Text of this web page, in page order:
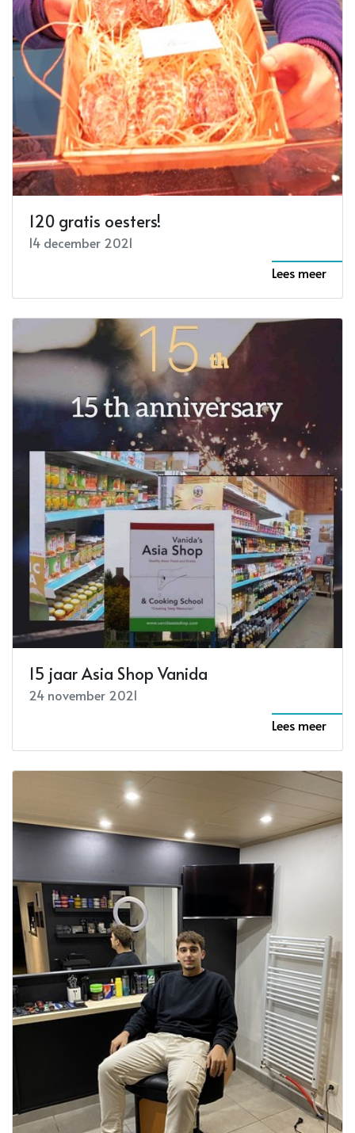
120 gratis oesters!
14 december 2021
Lees meer
15 jaar Asia Shop Vanida
24 november 2021
Lees meer